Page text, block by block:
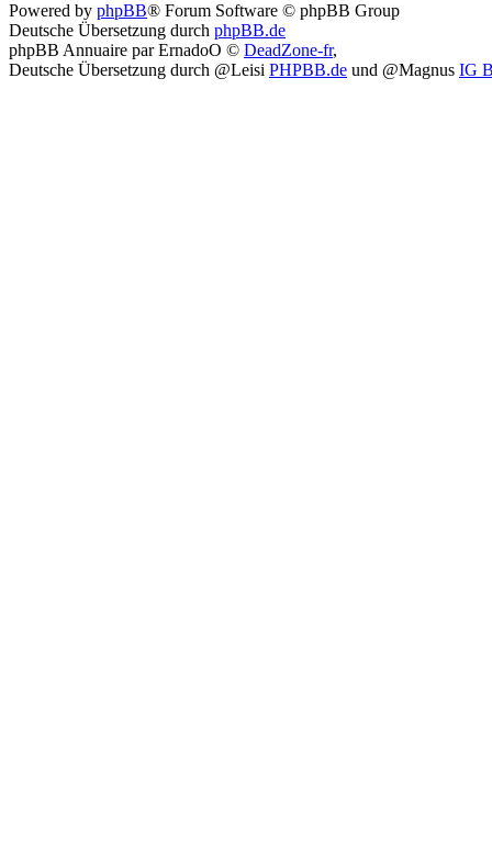
Powered by phpBB® Forum Software © phpBB Group
Deutsche Übersetzung durch phpBB.de
phpBB Annuaire par ErnadoO © DeadZone-fr,
Deutsche Übersetzung durch @Leisi PHPBB.de und @Magnus IG